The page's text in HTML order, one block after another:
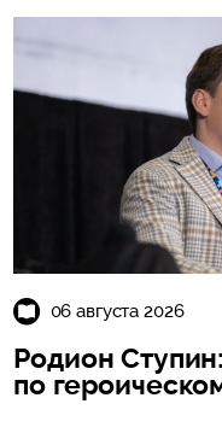
06 августа 2026
Родион
по